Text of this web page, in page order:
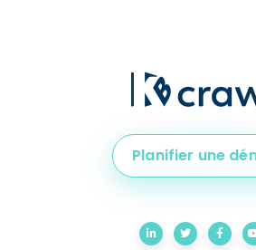
Planifier une